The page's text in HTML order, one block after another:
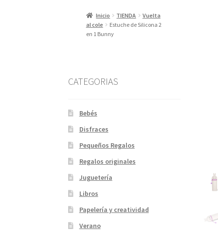
Inicio TIENDA
Vuelta
al cole
Estuche de Silicona 2
en 1 Bunny
CATEGORIAS
Bebés
Disfraces
Pequeños Regalos
Regalos originales
Juguetería
Libros
Papelería y creatividad
Verano